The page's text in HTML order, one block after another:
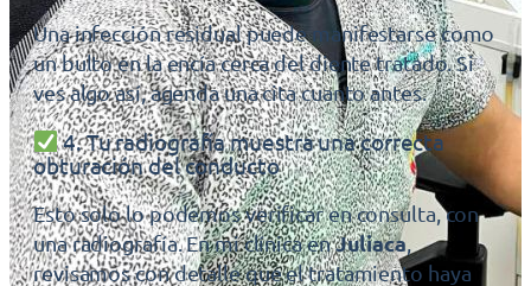
Una infección residual puede manifestarse como
un bulto en la encía cerca del diente tratado. Si
ves algo así, agenda una cita cuanto antes.
4. Tu radiografía muestra una correcta
obturación del conducto
Esto solo lo podemos verificar en consulta, con
una radiografía. En mi clínica enJuliaca
revisamos con detalle que el tratamiento haya